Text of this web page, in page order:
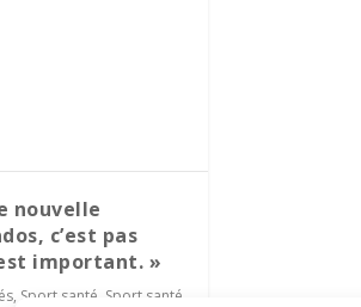
nouvelle
c’est pas
important. »
, Sport santé Sport santé